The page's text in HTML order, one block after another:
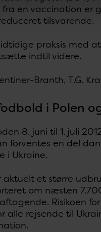
en vaccination er
tilsvarende.
praksis med
indtil videre.
Branth, T.G.
i Polen
8. juni til 1. juli
forventes en del
i Ukraine.
aktuelt et større
om næsten
Risikoen
alle rejsende til